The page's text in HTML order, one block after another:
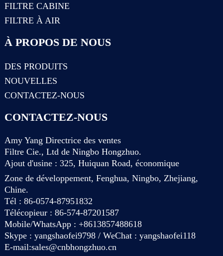
FILTRE CABINE
FILTRE À AIR
À PROPOS DE NOUS
DES PRODUITS
NOUVELLES
CONTACTEZ-NOUS
CONTACTEZ-NOUS
Amy Yang Directrice des ventes
Filtre Cie., Ltd de Ningbo Hongzhuo.
Ajout d'usine : 325, Huiquan Road, économique
Zone de développement, Fenghua, Ningbo, Zhejiang,
Chine.
Tél : 86-0574-87951832
Télécopieur : 86-574-87201587
Mobile/WhatsApp : +8613857488618
Skype : yangshaofei9798 / WeChat : yangshaofei118
E-mail:sales@cnbhongzhuo.cn